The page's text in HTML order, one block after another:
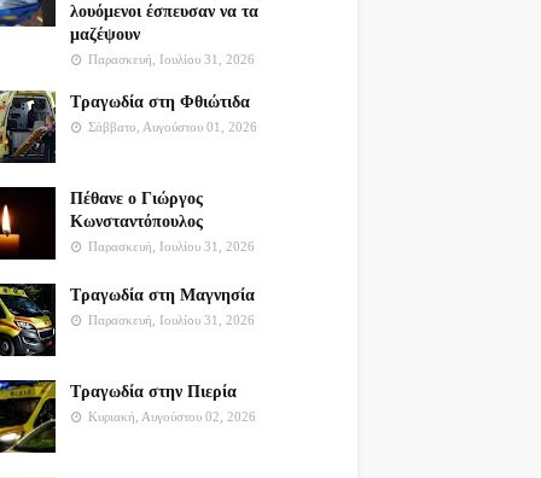
λουόμενοι έσπευσαν να τα
μαζέψουν
Παρασκευή, Ιουλίου 31, 2026
Τραγωδία στη Φθιώτιδα
Σάββατο, Αυγούστου 01, 2026
Πέθανε ο Γιώργος
Κωνσταντόπουλος
Παρασκευή, Ιουλίου 31, 2026
Τραγωδία στη Μαγνησία
Παρασκευή, Ιουλίου 31, 2026
Τραγωδία στην Πιερία
Κυριακή, Αυγούστου 02, 2026